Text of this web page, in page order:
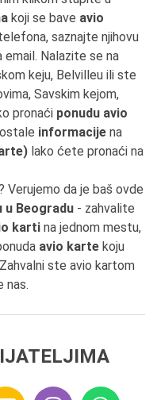
koji se bave avio
saznajte njihovu
email. Nalazite se na
keju, Belvilleu ili ste
Savskim kejom,
pronaći ponudu avio
informacije na
lako ćete pronaći na
da je baš ovde
u Beogradu - zahvalite
karti na jednom mestu,
avio karte koju
ste avio kartom
nas.